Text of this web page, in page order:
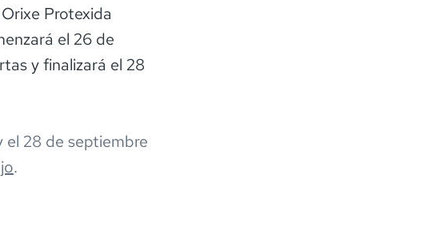
Protexida
el 26 de
y finalizará el 28
el 28 de septiembre
.